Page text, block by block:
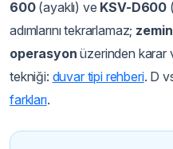
600(ayaklı) ve KSV-D600
adımlarını tekrarlamaz;
operasyon üzerinden karar
tekniği: duvar tipi rehberi. D
farkları.